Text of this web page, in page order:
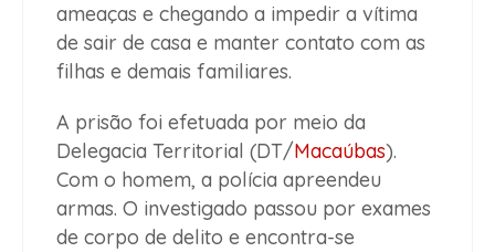
ameaças e chegando a impedir a vítima
de sair de casa e manter contato com as
filhas e demais familiares.
A prisão foi efetuada por meio da
Delegacia Territorial (DT/Macaúbas).
Com o homem, a polícia apreendeu
armas. O investigado passou por exames
de corpo de delito e encontra-se